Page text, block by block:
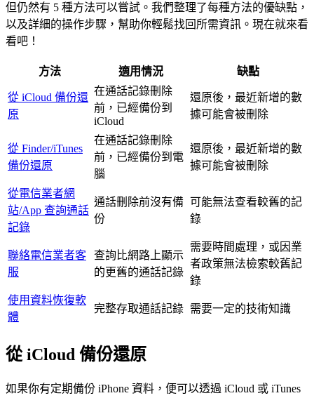
但仍然有 5 種方法可以嘗試。我們整理了每種方法的優缺點，
以及詳細的操作步驟，幫助你輕鬆找回所需資訊。現在就來看
看吧！
方法 適用情況 缺點
從 iCloud 備份還
原
在通話記錄刪除
前，已經備份到
iCloud
還原後，最近新增的數
據可能會被刪除
從 Finder/iTunes
備份還原
在通話記錄刪除
前，已經備份到電
腦
還原後，最近新增的數
據可能會被刪除
從電信業者網
站/App 查詢通話
記錄
通話刪除前沒有備
份
可能無法查看較舊的記
錄
聯絡電信業者客
服
查詢比網路上顯示
的更舊的通話記錄
需要時間處理，或因業
者政策無法檢索較舊記
錄
使用資料恢復軟
體
完整存取通話記錄 需要一定的技術知識
從 iCloud 備份還原
如果你有定期備份 iPhone 資料，便可以透過 iCloud 或 iTunes